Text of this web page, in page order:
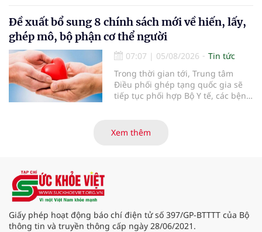
nhận 32.286.360 người, chiếm gần
30% dân số cả nước đã được khám
sức khỏe định kỳ năm nay.
Đề xuất bổ sung 8 chính sách mới về hiến, lấy,
ghép mô, bộ phận cơ thể người
07:07 | 05/08/2026
Tin tức
Trong thời gian tới, Trung tâm
Điều phối ghép tạng quốc gia sẽ
tiếp tục phối hợp Bộ Y tế, các bệnh
cường truyền thông, hoàn thiện
quy trình chuyên môn và hệ thống
Xem thêm
Giấy phép hoạt động báo chí điện tử số 397/GP-BTTTT của Bộ
thông tin và truyền thông cấp ngày 28/06/2021.